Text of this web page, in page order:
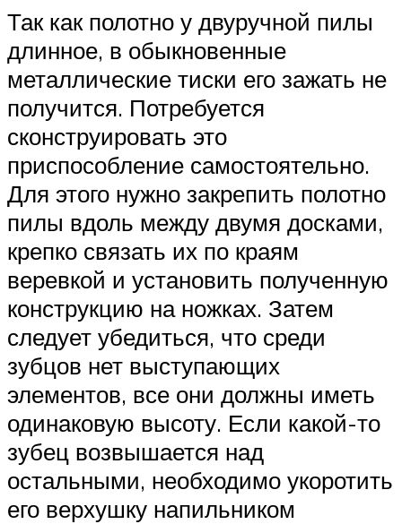
Так как полотно у двуручной пилы
длинное, в обыкновенные
металлические тиски его зажать не
получится. Потребуется
сконструировать это
приспособление самостоятельно.
Для этого нужно закрепить полотно
пилы вдоль между двумя досками,
крепко связать их по краям
веревкой и установить полученную
конструкцию на ножках. Затем
следует убедиться, что среди
зубцов нет выступающих
элементов, все они должны иметь
одинаковую высоту. Если какой-то
зубец возвышается над
остальными, необходимо укоротить
его верхушку напильником